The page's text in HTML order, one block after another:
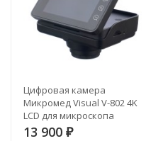
Цифровая камера
Микромед Visual V-802 4K
LCD для микроскопа
13 900 ₽